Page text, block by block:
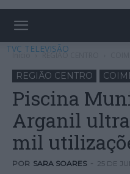
TVC TELEVISÃO
Início REGIÃO CENTRO
REGIÃO CENTRO
Piscina
Arganil
mil
POR SARA SOARES - 25 DE